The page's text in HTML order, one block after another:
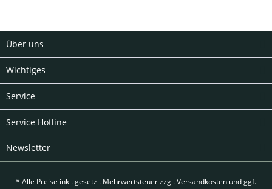
Über uns
Wichtiges
Service
Service Hotline
Newsletter
* Alle Preise inkl. gesetzl. Mehrwertsteuer zzgl.Versandkosten und ggf.